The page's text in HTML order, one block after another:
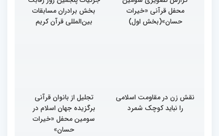
محفل قرآنی «خیرات
حسان»(بخش اول)
بخش برادران مسابقات
بین‌المللی قرآن کریم
نقش زن در مقاومت اسلامی
را نباید کوچک شمرد
تجلیل از بانوان قرآنی
برگزیده جهان اسلام در
سومین محفل «خیرات
حسان»